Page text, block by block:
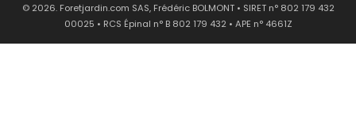
© 2026. Foretjardin.com SAS, Frédéric BOLMONT • SIRET n° 802 179 432
00025 • RCS Épinal n° B 802 179 432 • APE n° 4661Z